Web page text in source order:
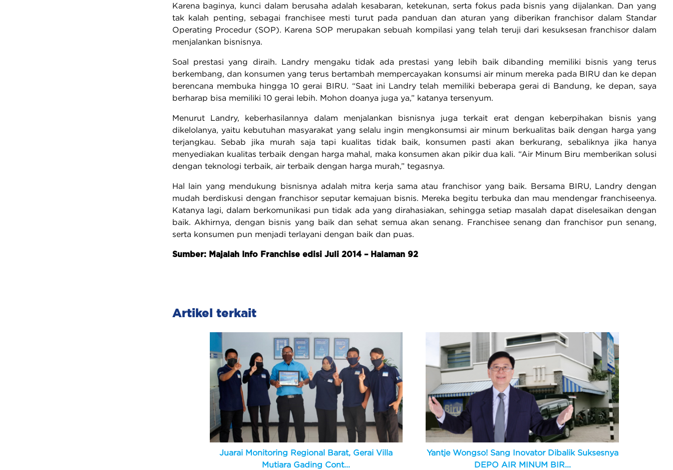
Karena baginya, kunci dalam berusaha adalah kesabaran, ketekunan, serta fokus pada bisnis yang dijalankan. Dan yang
tak kalah penting, sebagai franchisee mesti turut pada panduan dan aturan yang diberikan franchisor dalam Standar
Operating Procedur (SOP). Karena SOP merupakan sebuah kompilasi yang telah teruji dari kesuksesan franchisor dalam
menjalankan bisnisnya.
Soal prestasi yang diraih. Landry mengaku tidak ada prestasi yang lebih baik dibanding memiliki bisnis yang terus
berkembang, dan konsumen yang terus bertambah mempercayakan konsumsi air minum mereka pada BIRU dan ke depan
berencana membuka hingga 10 gerai BIRU. “Saat ini Landry telah memiliki beberapa gerai di Bandung, ke depan, saya
berharap bisa memiliki 10 gerai lebih. Mohon doanya juga ya,” katanya tersenyum.
Menurut Landry, keberhasilannya dalam menjalankan bisnisnya juga terkait erat dengan keberpihakan bisnis yang
dikelolanya, yaitu kebutuhan masyarakat yang selalu ingin mengkonsumsi air minum berkualitas baik dengan harga yang
terjangkau. Sebab jika murah saja tapi kualitas tidak baik, konsumen pasti akan berkurang, sebaliknya jika hanya
menyediakan kualitas terbaik dengan harga mahal, maka konsumen akan pikir dua kali. “Air Minum Biru memberikan solusi
dengan teknologi terbaik, air terbaik dengan harga murah,” tegasnya.
Hal lain yang mendukung bisnisnya adalah mitra kerja sama atau franchisor yang baik. Bersama BIRU, Landry dengan
mudah berdiskusi dengan franchisor seputar kemajuan bisnis. Mereka begitu terbuka dan mau mendengar franchiseenya.
Katanya lagi, dalam berkomunikasi pun tidak ada yang dirahasiakan, sehingga setiap masalah dapat diselesaikan dengan
baik. Akhirnya, dengan bisnis yang baik dan sehat semua akan senang. Franchisee senang dan franchisor pun senang,
serta konsumen pun menjadi terlayani dengan baik dan puas.
Sumber: Majalah Info Franchise edisi Juli 2014 – Halaman 92
Artikel terkait
Juarai Monitoring Regional Barat, Gerai Villa
Mutiara Gading Cont...
Yantje Wongso! Sang Inovator Dibalik Suksesnya
DEPO AIR MINUM BIR...